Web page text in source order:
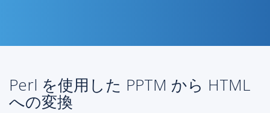
Perl を使用した PPTM から HTML
への変換